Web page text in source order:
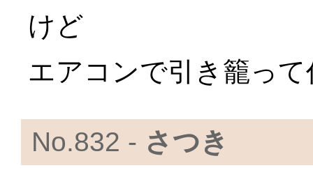
けど
エアコンで引き籠っ
No.832 - さつき